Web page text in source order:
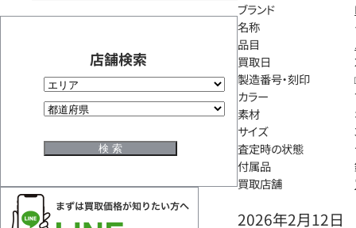
店舗検索
ブランド
名称
品目
買取日
製造番号・刻印
カラー
素材
サイズ
査定時の状態
付属品
買取店舗
2026年2月12日